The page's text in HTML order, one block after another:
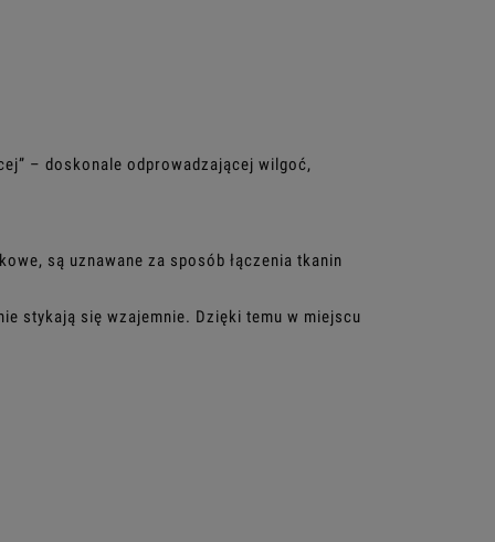
– doskonale odprowadzającej wilgoć,
są uznawane za sposób łączenia tkanin
stykają się wzajemnie. Dzięki temu w miejscu